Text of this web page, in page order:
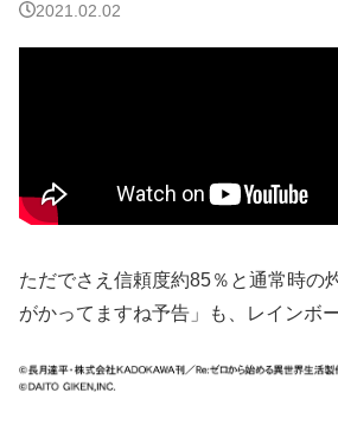
2021.02.02
ただでさえ信頼度約85％と通常時の
がかってますね予告」も、レインボ